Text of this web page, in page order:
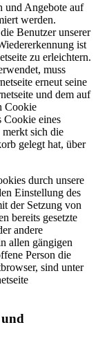
und Angebote auf
werden.
Benutzer unserer
ist
zu erleichtern.
muss
erneut seine
und dem auf
Cookie
Cookie eines
sich die
gelegt hat, über
durch unsere
Einstellung des
der Setzung von
bereits gesetzte
andere
allen gängigen
Person die
sind unter
und